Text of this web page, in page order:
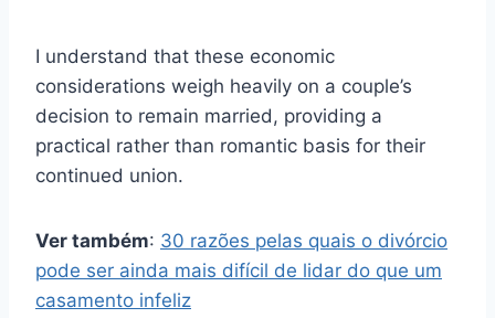
I understand that these economic
considerations weigh heavily on a couple’s
decision to remain married, providing a
practical rather than romantic basis for their
continued union.
Ver também: 30 razões pelas quais o divórcio
pode ser ainda mais difícil de lidar do que um
casamento infeliz